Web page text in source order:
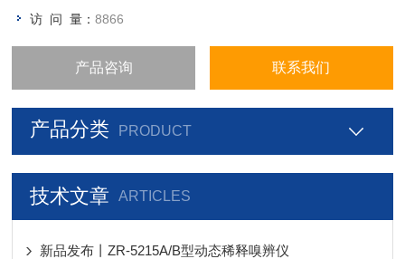
访 问 量：8866
产品咨询 联系我们
产品分类 PRODUCT
技术文章 ARTICLES
新品发布丨ZR-5215A/B型动态稀释嗅辨仪